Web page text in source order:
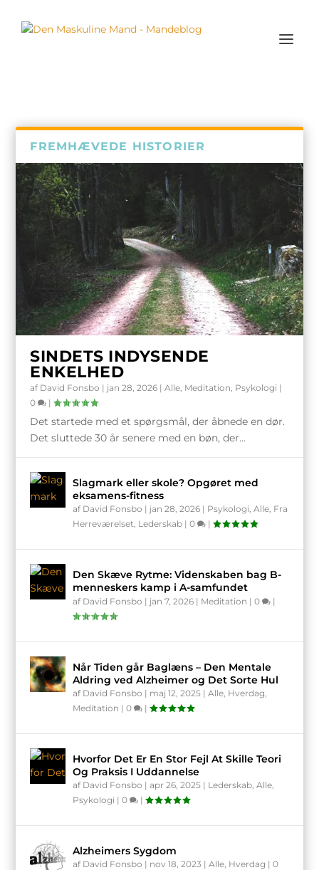
SINDETS INDYSENDE ENKELHED
SLAGMARK ELLER SKOLE? OPGØRET
MED EKSAMENS-FITNESS...
NÅR TIDEN GÅR BAGLÆNS – DEN
MENTALE ALDRING VED AL...
HVORFOR DET ER EN STOR FEJL AT
SKILLE TEORI OG PRA...
ALZHEIMERS SYGDOM
SLUT MED MANDHAFTIGE KVINDER OG
JAMRENDE MÆND
SANDHEDEN ER ILDE HØRT
“PENGE ER RODEN TIL ALT ONDT”
FACT-CHECK OG ANDRE USANDHEDER
POT OG PORNO MED MANDECOACH
KARL-OTTO SANDVIK
SANDHEDEN – HVEM KENDER DEN
ULTIMATIVE SANDH...
SÆT PRIS PÅ DIN KÆRESTE!
LINEALEN DER MANGLER EN
MILLIMETER
12 STEPS TO GREATNESS
DE FALDNE ENGLE OG DEN KOSMISKE
VITTIGHED
16 TING DER KENDETEGNER
FREMTIDENS PARFORHOLD
DE 12 A’ER I GODT LEDERSKAB
HVORFOR DØDSSTRAF IKKE VIRKER
FUKUROU – TASCHINAS OVERSÆTTELSE
AF DYBSINDI...
HVORFOR BLIVER VI NOGLE DUMME
SVIN NÅR VI GÅR PÅ F...
MANCON 2014
FREMHÆVEDE HISTORIER
SINDETS INDYSENDE
ENKELHED
af David Fonsbo | jan 28, 2026 |Alle Meditation Psykologi |
0
|
Det startede med et spørgsmål, der åbnede en dør.
Det sluttede 30 år senere med en bøn, der...
Slagmark eller skole? Opgøret med
eksamens-fitness
af David Fonsbo | jan 28, 2026 | Psykologi ,Alle Fra
Herreværelset Lederskab |0 |
Den Skæve Rytme: Videnskaben bag B-
menneskers kamp i A-samfundet
af David Fonsbo | jan 7, 2026 | Meditation |0 |
Når Tiden går Baglæns – Den Mentale
Aldring ved Alzheimer og Det Sorte Hul
af David Fonsbo | maj 12, 2025 |Alle Hverdag
Meditation |0 |
Hvorfor Det Er En Stor Fejl At Skille Teori
Og Praksis I Uddannelse
af David Fonsbo |apr 26, 2025 | Lederskab ,Alle
Psykologi |0 |
Alzheimers Sygdom
af David Fonsbo | nov 18, 2023 |Alle Hverdag |0